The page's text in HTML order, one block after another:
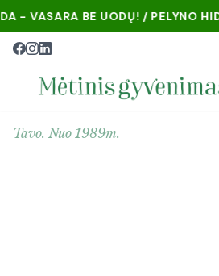
BE UODŲ! / PELYNO
Tavo. Nuo 1989m.